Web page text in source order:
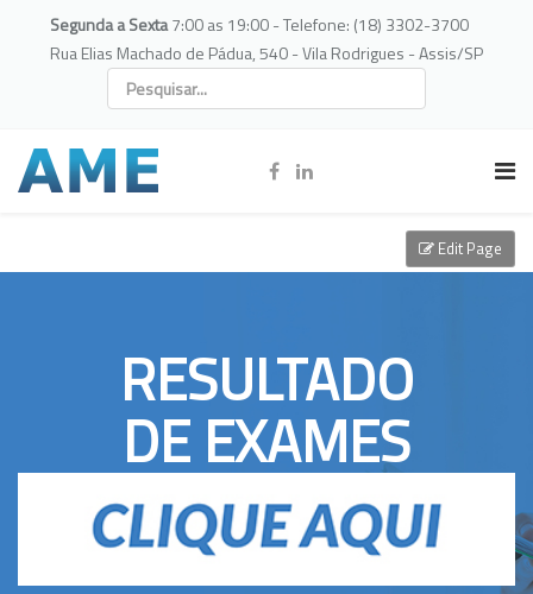
Segunda a Sexta7:00 as 19:00 - Telefone: (18) 3302-3700
Rua Elias Machado de Pádua, 540 - Vila Rodrigues - Assis/SP
RESULTADO
DE EXAMES
Edit Page